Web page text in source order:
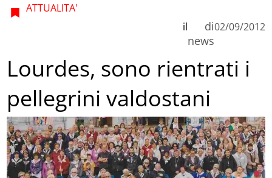
ATTUALITA'
di
news
il 02/09/2012
Lourdes, sono rientrati i
pellegrini valdostani